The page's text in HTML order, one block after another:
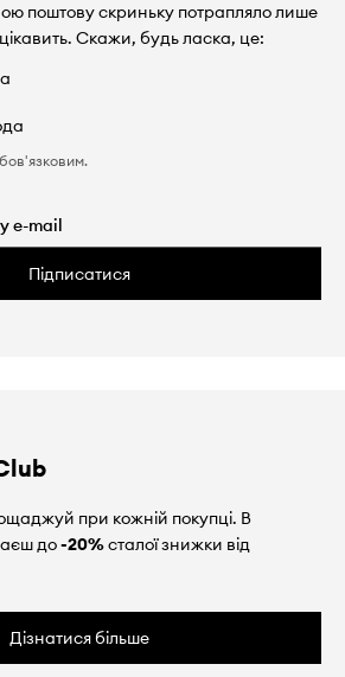
поштову скриньку потрапляло лише
Скажи, будь ласка, це:
Підписатися
при кожній покупці. В
до-20%сталої знижки від
Дізнатися більше